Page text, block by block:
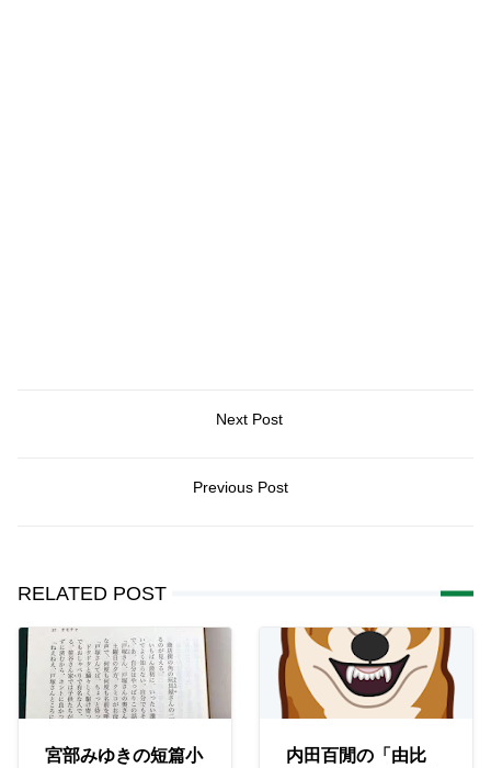
Next Post
Previous Post
RELATED POST
宮部みゆきの短篇小
内田百閒の「由比